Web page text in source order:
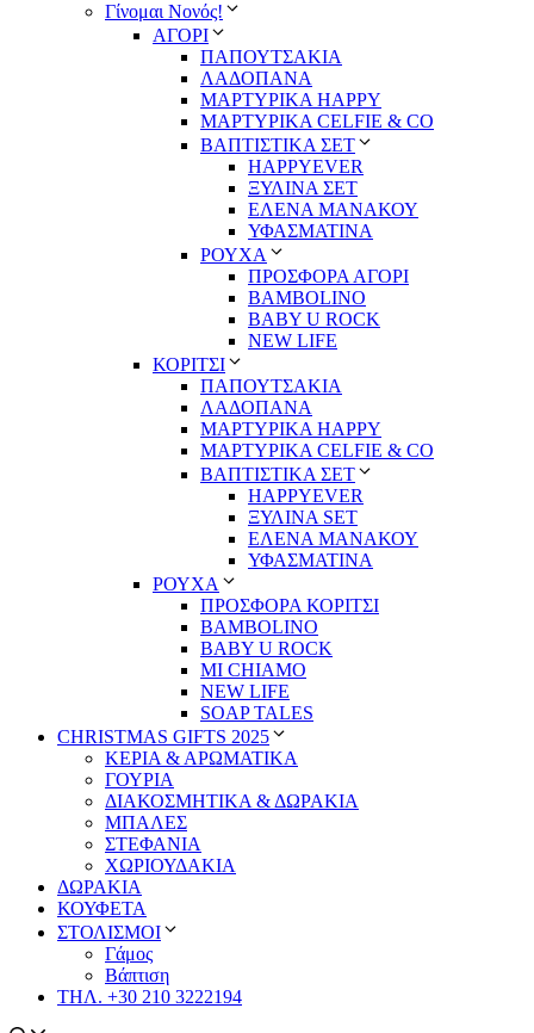
Γίνομαι Νονός!
ΑΓΟΡΙ
ΠΑΠΟΥΤΣΑΚΙΑ
ΛΑΔΟΠΑΝΑ
ΜΑΡΤΥΡΙΚΑ HAPPY
ΜΑΡΤΥΡΙΚΑ CELFIE & CO
ΒΑΠΤΙΣΤΙΚΑ ΣΕΤ
HAPPYEVER
ΞΥΛΙΝΑ ΣΕΤ
ΕΛΕΝΑ ΜΑΝΑΚΟΥ
ΥΦΑΣΜΑΤΙΝΑ
ΡΟΥΧΑ
ΠΡΟΣΦΟΡΑ ΑΓΟΡΙ
BAMBOLINO
BABY U ROCK
NEW LIFE
ΚΟΡΙΤΣΙ
ΠΑΠΟΥΤΣΑΚΙΑ
ΛΑΔΟΠΑΝΑ
ΜΑΡΤΥΡΙΚΑ HAPPY
ΜΑΡΤΥΡΙΚΑ CELFIE & CO
ΒΑΠΤΙΣΤΙΚΑ ΣΕΤ
HAPPYEVER
ΞΥΛΙΝΑ SET
ΕΛΕΝΑ ΜΑΝΑΚΟΥ
ΥΦΑΣΜΑΤΙΝΑ
ΡΟΥΧΑ
ΠΡΟΣΦΟΡΑ ΚΟΡΙΤΣΙ
BAMBOLINO
BABY U ROCK
MI CHIAMO
NEW LIFE
SOAP TALES
CHRISTMAS GIFTS 2025
ΚΕΡΙΑ & ΑΡΩΜΑΤΙΚΑ
ΓΟΥΡΙΑ
ΔΙΑΚΟΣΜΗΤΙΚΑ & ΔΩΡΑΚΙΑ
ΜΠΑΛΕΣ
ΣΤΕΦΑΝΙΑ
ΧΩΡΙΟΥΔΑΚΙΑ
ΔΩΡΑΚΙΑ
ΚΟΥΦΕΤΑ
ΣΤΟΛΙΣΜΟΙ
Γάμος
Βάπτιση
ΤΗΛ. +30 210 3222194